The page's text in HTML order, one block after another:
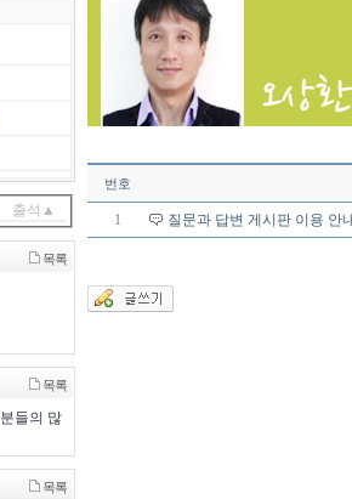
출석▲
목록
목록
들의 많
목록
번호
1 질문과 답변 게시판 이용 안